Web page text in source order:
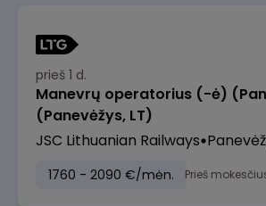
prieš 1 d.
Manevrų operatorius (-ė)
(Panevėžys, LT)
JSC Lithuanian Railways
1760 - 2090 €/mėn. Prieš